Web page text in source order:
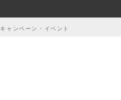
キャンペーン・イベント